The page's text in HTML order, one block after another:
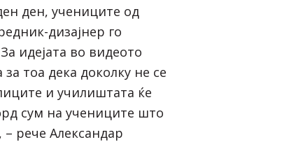
ден, учениците од
дизајнер го
идејата во видеото
тоа дека доколку не се
и училиштата ќе
сум на учениците што
– рече Александар